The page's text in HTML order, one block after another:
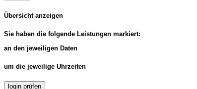
Übersicht anzeigen
Sie haben die folgende Leistungen markiert:
an den jeweiligen Daten
um die jeweilige Uhrzeiten
login prüfen